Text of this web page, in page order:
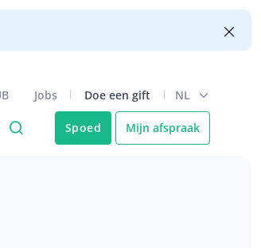
Jobs Doe een gift NL
Spoed Mijn afspraak